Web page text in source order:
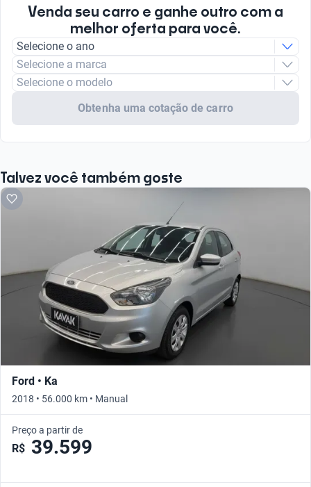
Venda seu carro e ganhe outro com a
melhor oferta para você.
Selecione o ano
Selecione a marca
Selecione o modelo
Obtenha uma cotação de carro
Talvez você também goste
Ford • Ka
2018 • 56.000 km • Manual
Preço a partir de
R$ 39.599